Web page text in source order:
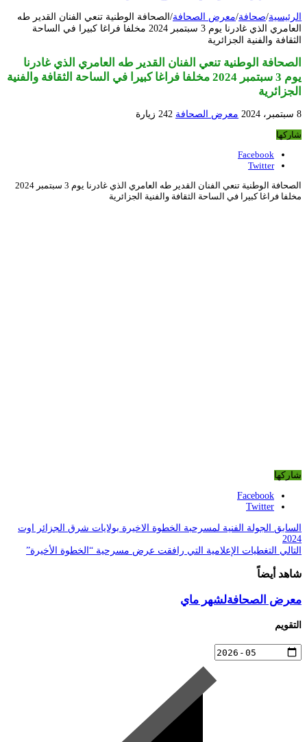
الرئيسية/صحافة/معرض الصحافة/ الصحافة الوطنية تنعي الفنان القدير طه
العامري الذي غادرنا يوم 3 سبتمبر 2024 مخلفا فراغا كبيرا في الساحة
الثقافة والفنية الجزائرية
الصحافة الوطنية تنعي الفنان القدير طه العامري الذي غادرنا
يوم 3 سبتمبر 2024 مخلفا فراغا كبيرا في الساحة الثقافة والفنية
الجزائرية
8 سبتمبر، 2024 معرض الصحافة 242 زيارة
شاركها
Facebook
Twitter
الصحافة الوطنية تنعي الفنان القدير طه العامري الذي غادرنا يوم 3 سبتمبر 2024
مخلفا فراغا كبيرا في الساحة الثقافة والفنية الجزائرية
شاركها
Facebook
Twitter
السابق الجولة الفنية لمسرحبة الخطوة الاخيرة بولايات شرق الجزائر اوت
2024
التالي التغطيات الإعلامية التي رافقت عرض مسرحية “الخطوة الأخيرة”
شاهد أيضاً
معرض الصحافةلشهر ماي
التقويم